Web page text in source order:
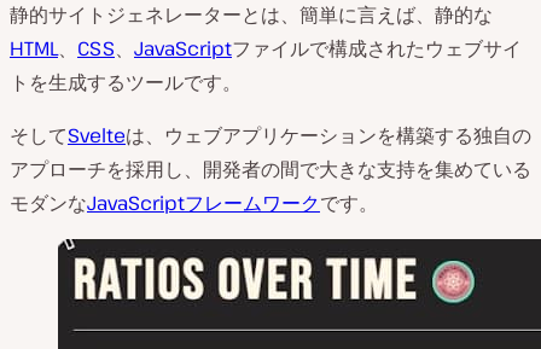
静的サイトジェネレーターとは、簡単に言えば、静的な
HTML、 CSS、 JavaScriptファイルで構成されたウェブサイ
トを生成するツールです。
そしてSvelteは、ウェブアプリケーションを構築する独自の
アプローチを採用し、開発者の間で大きな支持を集めている
モダンなJavaScriptフレームワークです。